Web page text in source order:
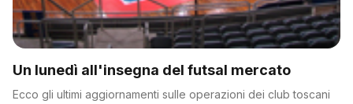
Un lunedì all'insegna del futsal mercato
Ecco gli ultimi aggiornamenti sulle operazioni dei club toscani